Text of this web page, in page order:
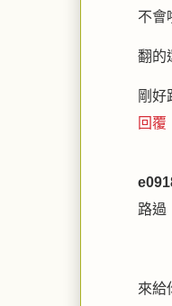
不會
翻的
剛好
回覆
路過
來給